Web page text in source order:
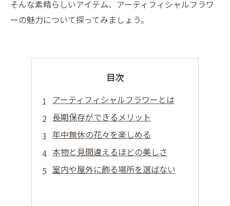
そんな素晴らしいアイテム、アーティフィシャルフラワ
ーの魅力について探ってみましょう。
目次
アーティフィシャルフラワーとは
長期保存ができるメリット
年中無休の花々を楽しめる
本物と見間違えるほどの美しさ
室内や屋外に飾る場所を選ばない